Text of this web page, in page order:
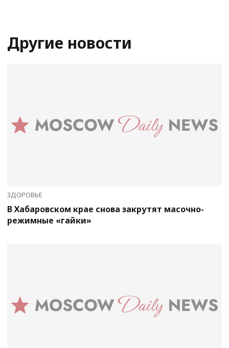
Другие новости
ЗДОРОВЬЕ
В Хабаровском крае снова закрутят масочно-
режимные «гайки»